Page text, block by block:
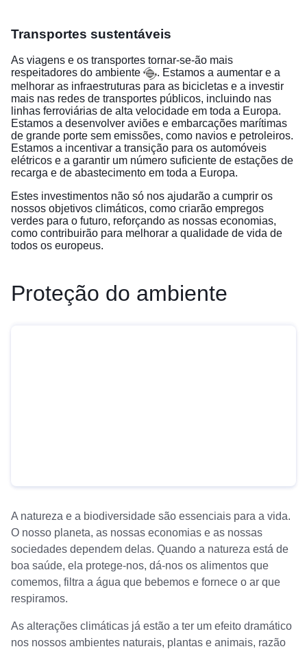
Transportes sustentáveis
As viagens e os transportes tornar-se-ão mais
respeitadores do ambiente
. Estamos a aumentar e a
melhorar as infraestruturas para as bicicletas e a investir
mais nas redes de transportes públicos, incluindo nas
linhas ferroviárias de alta velocidade em toda a Europa.
Estamos a desenvolver aviões e embarcações marítimas
de grande porte sem emissões, como navios e petroleiros.
Estamos a incentivar a transição para os automóveis
elétricos e a garantir um número suficiente de estações de
recarga e de abastecimento em toda a Europa.
Estes investimentos não só nos ajudarão a cumprir os
nossos objetivos climáticos, como criarão empregos
verdes para o futuro, reforçando as nossas economias,
como contribuirão para melhorar a qualidade de vida de
todos os europeus.
Proteção do ambiente
A natureza e a biodiversidade são essenciais para a vida.
O nosso planeta, as nossas economias e as nossas
sociedades dependem delas. Quando a natureza está de
boa saúde, ela protege-nos, dá-nos os alimentos que
comemos, filtra a água que bebemos e fornece o ar que
respiramos.
As alterações climáticas já estão a ter um efeito dramático
nos nossos ambientes naturais, plantas e animais, razão